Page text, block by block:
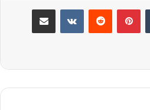
بينتيريست مشاركة عبر البريد